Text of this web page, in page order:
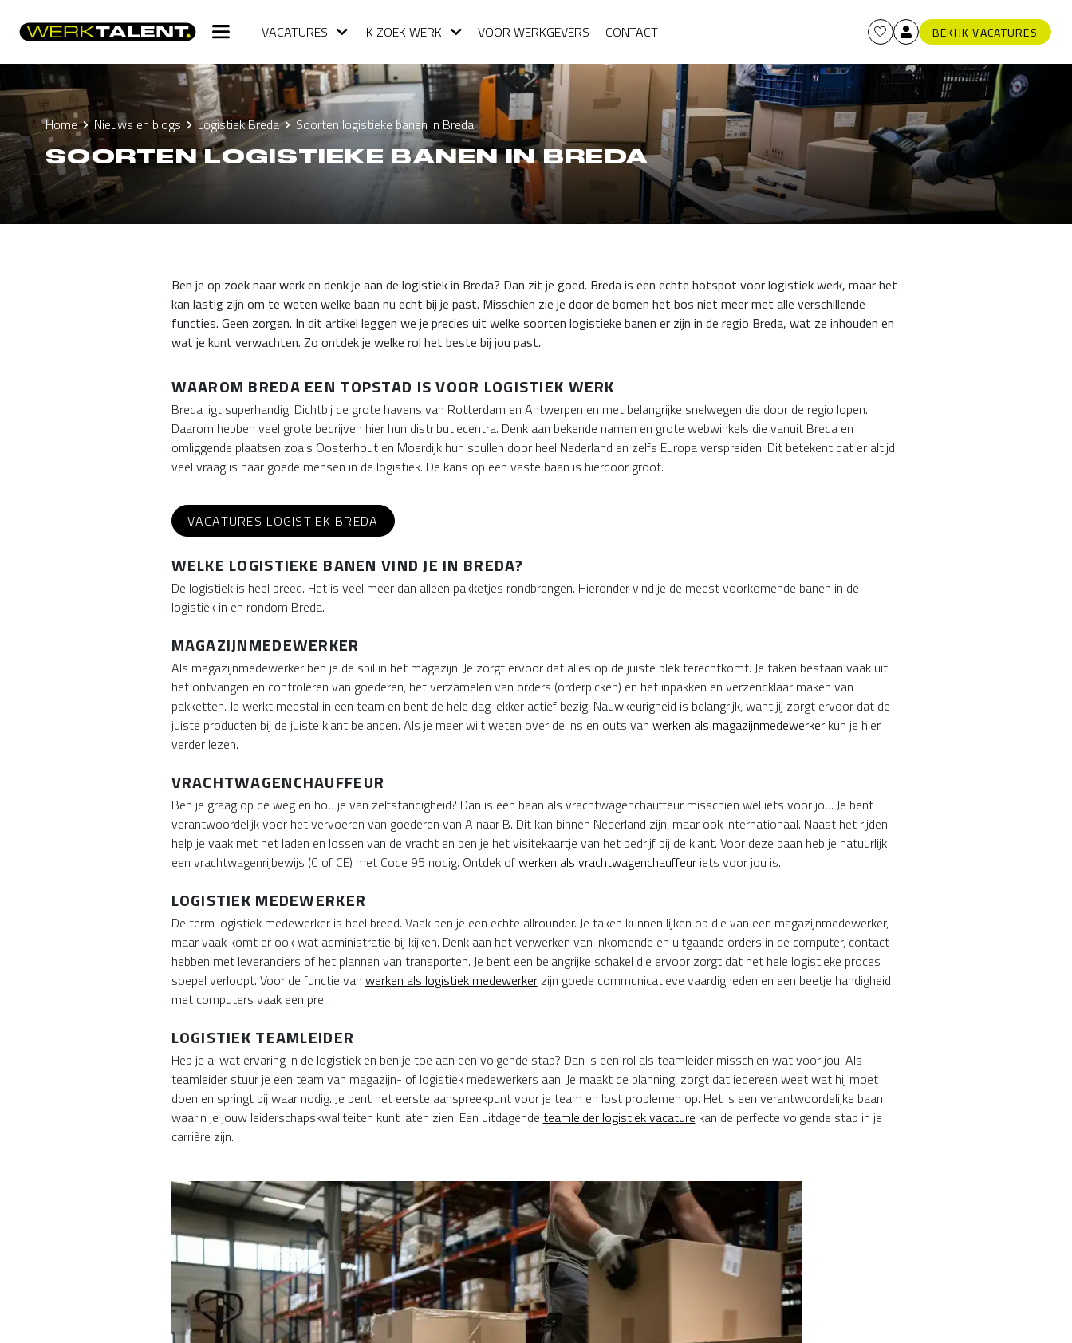
VACATURES IK ZOEK WERK VOOR WERKGEVERS CONTACT BEKIJK VACATURES
Home Nieuws en blogs Logistiek Breda Soorten logistieke banen in Breda
SOORTEN LOGISTIEKE BANEN IN BREDA
Ben je op zoek naar werk en denk je aan de logistiek in Breda? Dan zit je goed. Breda is een echte hotspot voor logistiek werk, maar het
kan lastig zijn om te weten welke baan nu echt bij je past. Misschien zie je door de bomen het bos niet meer met alle verschillende
functies. Geen zorgen. In dit artikel leggen we je precies uit welke soorten logistieke banen er zijn in de regio Breda, wat ze inhouden en
wat je kunt verwachten. Zo ontdek je welke rol het beste bij jou past.
WAAROM BREDA EEN TOPSTAD IS VOOR LOGISTIEK WERK
Breda ligt superhandig. Dichtbij de grote havens van Rotterdam en Antwerpen en met belangrijke snelwegen die door de regio lopen.
Daarom hebben veel grote bedrijven hier hun distributiecentra. Denk aan bekende namen en grote webwinkels die vanuit Breda en
omliggende plaatsen zoals Oosterhout en Moerdijk hun spullen door heel Nederland en zelfs Europa verspreiden. Dit betekent dat er altijd
veel vraag is naar goede mensen in de logistiek. De kans op een vaste baan is hierdoor groot.
VACATURES LOGISTIEK BREDA
WELKE LOGISTIEKE BANEN VIND JE IN BREDA?
De logistiek is heel breed. Het is veel meer dan alleen pakketjes rondbrengen. Hieronder vind je de meest voorkomende banen in de
logistiek in en rondom Breda.
MAGAZIJNMEDEWERKER
Als magazijnmedewerker ben je de spil in het magazijn. Je zorgt ervoor dat alles op de juiste plek terechtkomt. Je taken bestaan vaak uit
het ontvangen en controleren van goederen, het verzamelen van orders (orderpicken) en het inpakken en verzendklaar maken van
pakketten. Je werkt meestal in een team en bent de hele dag lekker actief bezig. Nauwkeurigheid is belangrijk, want jij zorgt ervoor dat de
juiste producten bij de juiste klant belanden. Als je meer wilt weten over de ins en outs van werken als magazijnmedewerkerkun je hier
verder lezen.
VRACHTWAGENCHAUFFEUR
Ben je graag op de weg en hou je van zelfstandigheid? Dan is een baan als vrachtwagenchauffeur misschien wel iets voor jou. Je bent
verantwoordelijk voor het vervoeren van goederen van A naar B. Dit kan binnen Nederland zijn, maar ook internationaal. Naast het rijden
help je vaak met het laden en lossen van de vracht en ben je het visitekaartje van het bedrijf bij de klant. Voor deze baan heb je natuurlijk
een vrachtwagenrijbewijs (C of CE) met Code 95 nodig. Ontdek ofwerken als vrachtwagenchauffeuriets voor jou is.
LOGISTIEK MEDEWERKER
De term logistiek medewerker is heel breed. Vaak ben je een echte allrounder. Je taken kunnen lijken op die van een magazijnmedewerker,
maar vaak komt er ook wat administratie bij kijken. Denk aan het verwerken van inkomende en uitgaande orders in de computer, contact
hebben met leveranciers of het plannen van transporten. Je bent een belangrijke schakel die ervoor zorgt dat het hele logistieke proces
soepel verloopt. Voor de functie van werken als logistiek medewerkerzijn goede communicatieve vaardigheden en een beetje handigheid
met computers vaak een pre.
LOGISTIEK TEAMLEIDER
Heb je al wat ervaring in de logistiek en ben je toe aan een volgende stap? Dan is een rol als teamleider misschien wat voor jou. Als
teamleider stuur je een team van magazijn- of logistiek medewerkers aan. Je maakt de planning, zorgt dat iedereen weet wat hij moet
doen en springt bij waar nodig. Je bent het eerste aanspreekpunt voor je team en lost problemen op. Het is een verantwoordelijke baan
waarin je jouw leiderschapskwaliteiten kunt laten zien. Een uitdagende teamleider logistiek vacature kan de perfecte volgende stap in je
carrière zijn.